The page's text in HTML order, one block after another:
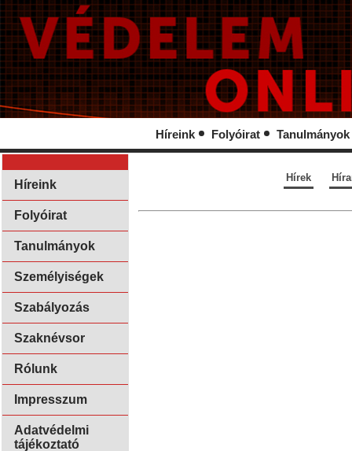
Híreink Folyóirat Tanulmányok
Híreink
Folyóirat
Tanulmányok
Személyiségek
Szabályozás
Szaknévsor
Rólunk
Impresszum
Adatvédelmi
tájékoztató
Hírek